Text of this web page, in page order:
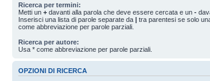
Ricerca per termini:
Metti un + davanti alla parola che deve essere cercata e un -
Inserisci una lista di parole separate da | tra parentesi se solo
come abbreviazione per parole parziali.
Ricerca per autore:
Usa * come abbreviazione per parole parziali.
OPZIONI DI RICERCA